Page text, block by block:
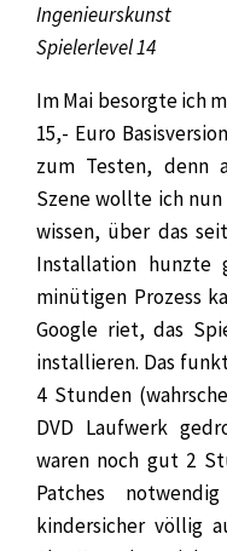
Ingenieurskunst
Spielerlevel 14
Im Mai besorgte ich
15,- Euro
zum Testen, denn
Szene wollte ich nun
wissen, über das
Installation hunzte
minütigen Prozess
Google riet, das
installieren. Das
4 Stunden
DVD Laufwerk
waren noch gut 2
Patches
kindersicher völlig